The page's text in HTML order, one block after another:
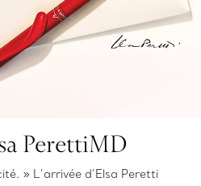
PerettiMD
» L’arrivée d’Elsa Peretti